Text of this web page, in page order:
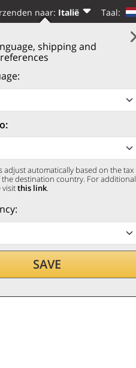
naar: Italië Taal:
shipping and
adjust automatically based on the tax
destination country. For additional
visitthis link.
SAVE
WINKELWAGEN
Feudi di San